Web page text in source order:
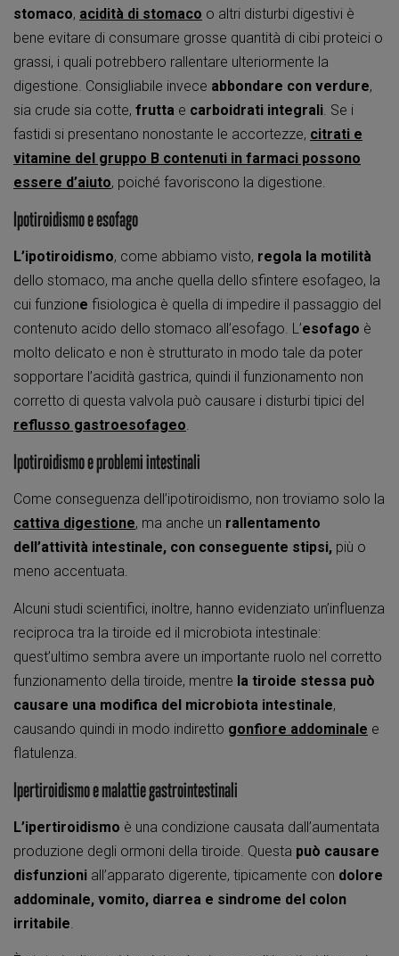
stomaco, acidità di stomaco o altri disturbi digestivi è
bene evitare di consumare grosse quantità di cibi proteici o
grassi, i quali potrebbero rallentare ulteriormente la
digestione. Consigliabile invece abbondare con verdure,
sia crude sia cotte, frutta e carboidrati integrali. Se i
fastidi si presentano nonostante le accortezze, citrati e
vitamine del gruppo B contenuti in farmaci possono
essere d’aiuto, poiché favoriscono la digestione.
Ipotiroidismo e esofago
L’ipotiroidismo, come abbiamo visto, regola la motilità
dello stomaco, ma anche quella dello sfintere esofageo, la
cui funzione fisiologica è quella di impedire il passaggio del
contenuto acido dello stomaco all’esofago. L’esofago è
molto delicato e non è strutturato in modo tale da poter
sopportare l’acidità gastrica, quindi il funzionamento non
corretto di questa valvola può causare i disturbi tipici del
reflusso gastroesofageo.
Ipotiroidismo e problemi intestinali
Come conseguenza dell’ipotiroidismo, non troviamo solo la
cattiva digestione, ma anche un rallentamento
dell’attività intestinale, con conseguente stipsi, più o
meno accentuata.
Alcuni studi scientifici, inoltre, hanno evidenziato un’influenza
reciproca tra la tiroide ed il microbiota intestinale:
quest’ultimo sembra avere un importante ruolo nel corretto
funzionamento della tiroide, mentre la tiroide stessa può
causare una modifica del microbiota intestinale,
causando quindi in modo indiretto gonfiore addominale e
flatulenza.
Ipertiroidismo e malattie gastrointestinali
L’ipertiroidismo è una condizione causata dall’aumentata
produzione degli ormoni della tiroide. Questa può causare
disfunzioni all’apparato digerente, tipicamente con dolore
addominale, vomito, diarrea e sindrome del colon
irritabile.